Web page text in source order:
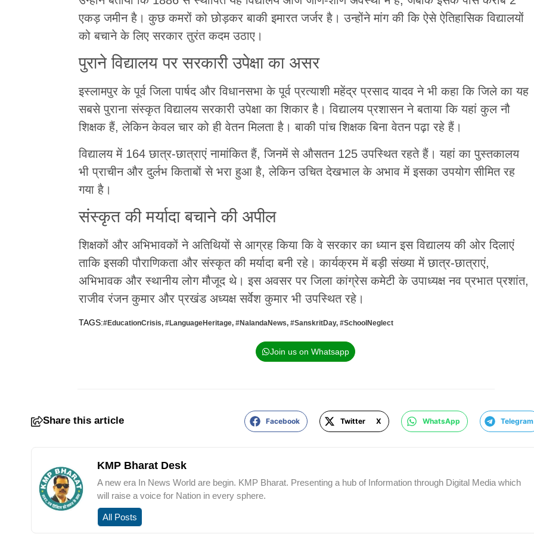
एकड़ जमीन है। कुछ कमरों को छोड़कर बाकी इमारत जर्जर है। उन्होंने मांग की कि ऐसे ऐतिहासिक विद्यालयों
को बचाने के लिए सरकार तुरंत कदम उठाए।
पुराने विद्यालय पर सरकारी उपेक्षा का असर
इस्लामपुर के पूर्व जिला पार्षद और विधानसभा के पूर्व प्रत्याशी महेंद्र प्रसाद यादव ने भी कहा कि जिले का यह
सबसे पुराना संस्कृत विद्यालय सरकारी उपेक्षा का शिकार है। विद्यालय प्रशासन ने बताया कि यहां कुल नौ
शिक्षक हैं, लेकिन केवल चार को ही वेतन मिलता है। बाकी पांच शिक्षक बिना वेतन पढ़ा रहे हैं।
विद्यालय में 164 छात्र-छात्राएं नामांकित हैं, जिनमें से औसतन 125 उपस्थित रहते हैं। यहां का पुस्तकालय
भी प्राचीन और दुर्लभ किताबों से भरा हुआ है, लेकिन उचित देखभाल के अभाव में इसका उपयोग सीमित रह
गया है।
संस्कृत की मर्यादा बचाने की अपील
शिक्षकों और अभिभावकों ने अतिथियों से आग्रह किया कि वे सरकार का ध्यान इस विद्यालय की ओर दिलाएं
ताकि इसकी पौराणिकता और संस्कृत की मर्यादा बनी रहे। कार्यक्रम में बड़ी संख्या में छात्र-छात्राएं,
अभिभावक और स्थानीय लोग मौजूद थे। इस अवसर पर जिला कांग्रेस कमेटी के उपाध्यक्ष नव प्रभात प्रशांत,
राजीव रंजन कुमार और प्रखंड अध्यक्ष सर्वेश कुमार भी उपस्थित रहे।
TAGS:#EducationCrisis, #LanguageHeritage, #NalandaNews, #SanskritDay, #SchoolNeglect
Join us on Whatsapp
Share this article Facebook Twitter X WhatsApp Telegram
KMP Bharat Desk
A new era In News World are begin. KMP Bharat. Presenting a hub of Information through Digital Media which
will raise a voice for Nation in every sphere.
All Posts